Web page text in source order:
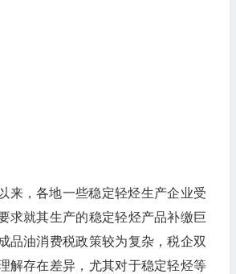
来，各地一些稳定轻烃生产企业受
求就其生产的稳定轻烃产品补缴巨
品油消费税政策较为复杂，税企双
解存在差异，尤其对于稳定轻烃等